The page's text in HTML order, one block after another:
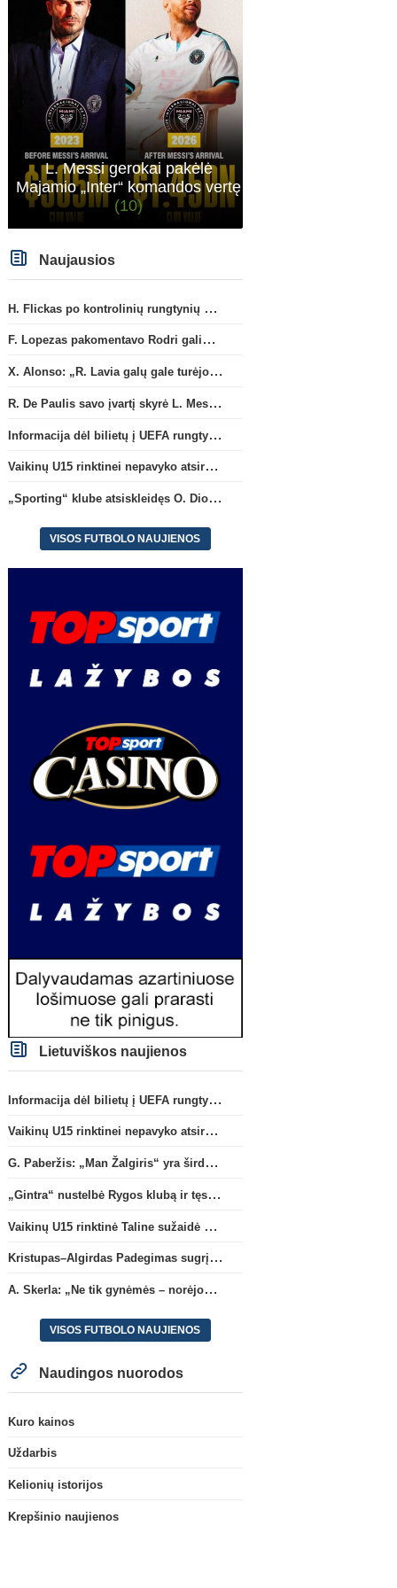
L. Messi gerokai pakėlė
Majamio „Inter“ komandos vertę
(10)
Naujausios
H. Flickas po kontrolinių rungtynių atsisveikino su R. Araujo
F. Lopezas pakomentavo Rodri galimybę prisijungti prie „Barcelona“ ekipos
X. Alonso: „R. Lavia galų gale turėjo sužaisti visas rungtynes“
R. De Paulis savo įvartį skyrė L. Messi mirusiam tėčiui Jorge
Informacija dėl bilietų į UEFA rungtynes Splite
Vaikinų U15 rinktinei nepavyko atsirevanšuoti estams
„Sporting“ klube atsiskleidęs O. Diomande papildys „Nottingham“ gretas
VISOS FUTBOLO NAUJIENOS
Lietuviškos naujienos
Informacija dėl bilietų į UEFA rungtynes Splite
Vaikinų U15 rinktinei nepavyko atsirevanšuoti estams
G. Paberžis: „Man Žalgiris“ yra širdyje“
„Gintra“ nustelbė Rygos klubą ir tęs kovas UEFA Europos taurės atrankoje
Vaikinų U15 rinktinė Taline sužaidė pirmąsias kontrolines rungtynes
Kristupas–Algirdas Padegimas sugrįžta į FC „Hegelmann” B sudėtį
A. Skerla: „Ne tik gynėmės – norėjome atakuoti“
VISOS FUTBOLO NAUJIENOS
Naudingos nuorodos
Kuro kainos
Uždarbis
Kelionių istorijos
Krepšinio naujienos